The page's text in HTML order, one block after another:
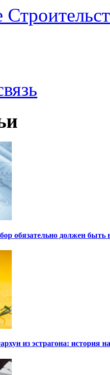
обязательно должен быть
из эстрагона: история